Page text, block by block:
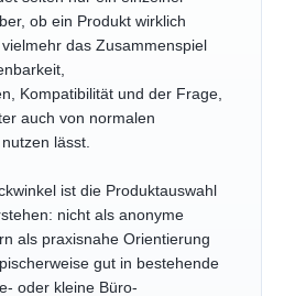
ob ein Produkt wirklich
das Zusammenspiel
Kompatibilität und der Frage,
auch von normalen
lässt.
ist die Produktauswahl
nicht als anonyme
als praxisnahe Orientierung
gut in bestehende
oder kleine Büro-